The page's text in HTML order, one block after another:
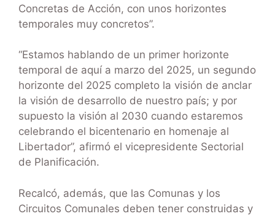
Concretas de Acción, con unos horizontes
temporales muy concretos”.
“Estamos hablando de un primer horizonte
temporal de aquí a marzo del 2025, un segundo
horizonte del 2025 completo la visión de anclar
la visión de desarrollo de nuestro país; y por
supuesto la visión al 2030 cuando estaremos
celebrando el bicentenario en homenaje al
Libertador”, afirmó el vicepresidente Sectorial
de Planificación.
Recalcó, además, que las Comunas y los
Circuitos Comunales deben tener construidas y